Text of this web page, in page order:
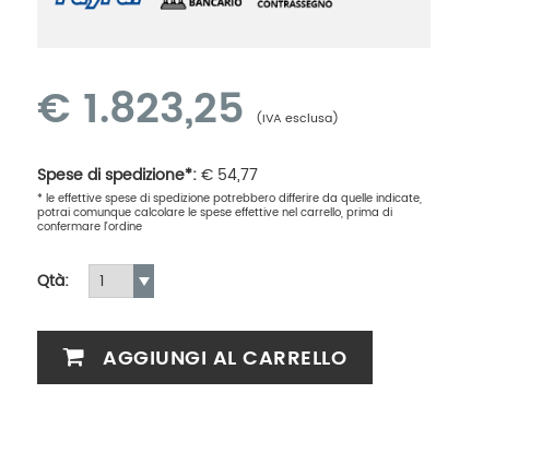
€ 1.823,25 (IVA esclusa)
Spese di spedizione*:€ 54,77
* le effettive spese di spedizione potrebbero differire da quelle indicate,
potrai comunque calcolare le spese effettive nel carrello, prima di
confermare l'ordine
Qtà:
AGGIUNGI AL CARRELLO